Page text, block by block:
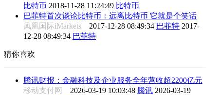
比特币 2018-11-28 11:24:49 比特币
巴菲特首次谈论比特币：远离比特币 它就是个笑话
凤凰国际iMarkets 2017-12-28 08:49:34 巴菲特 2017-
12-28 08:49:34 巴菲特
猜你喜欢
腾讯财报：金融科技及企业服务全年营收超2200亿元
移动支付网 2026-03-19 10:03:48 腾讯 2026-03-19